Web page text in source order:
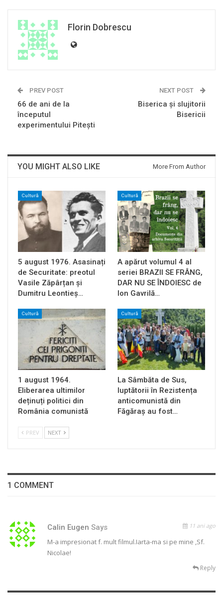
Florin Dobrescu
PREV POST
66 de ani de la
începutul
experimentului Piteşti
NEXT POST
Biserica și slujitorii
Bisericii
YOU MIGHT ALSO LIKE More From Author
Cultură
5 august 1976. Asasinați
de Securitate: preotul
Vasile Zăpârțan și
Dumitru Leontieș…
Cultură
A apărut volumul 4 al
seriei BRAZII SE FRÂNG,
DAR NU SE ÎNDOIESC de
Ion Gavrilă…
Cultură
1 august 1964.
Eliberarea ultimilor
deținuți politici din
România comunistă
Cultură
La Sâmbăta de Sus,
luptătorii în Rezistența
anticomunistă din
Făgăraș au fost…
PREV NEXT
1 COMMENT
Calin Eugen Says 11 ani ago
M-a impresionat f. mult filmul.Iarta-ma si pe mine ,Sf.
Nicolae!
Reply